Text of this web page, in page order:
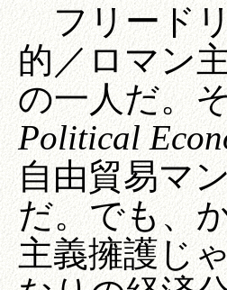
フリードリ
的／ロマン
の一人だ。
Political
自由貿易マ
だ。でも、
主義擁護じ